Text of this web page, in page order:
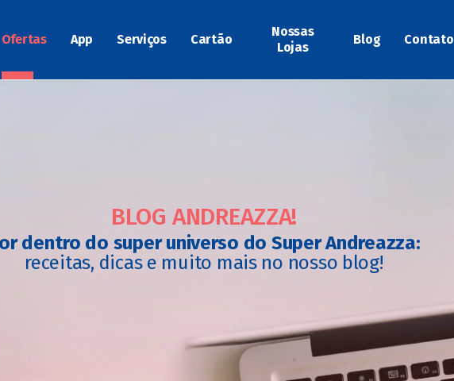
Ofertas App Serviços Cartão
Nossas
Lojas
Blog Contato
BLOG ANDREAZZA!
dentro do super universo do Super Andreazza:
receitas, dicas e muito mais no nosso blog!